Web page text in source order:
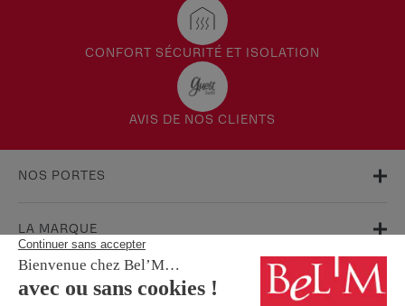
CONFORT SÉCURITÉ ET ISOLATION
AVIS DE NOS CLIENTS
NOS PORTES
LA MARQUE
AIDE & SUPPORT
FAQ